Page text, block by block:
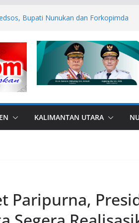
Bupati Nunukan dan Forkopimda
Bullying
ASN Tetap Dibayarkan
RI, Bendera Merah Putih 81 Meter
RI–Malaysia Pulau Sebatik
Kodim 1506/Namlea Bersama Yonif
Ilath
KALIMANTAN UTARA
Paripurna,